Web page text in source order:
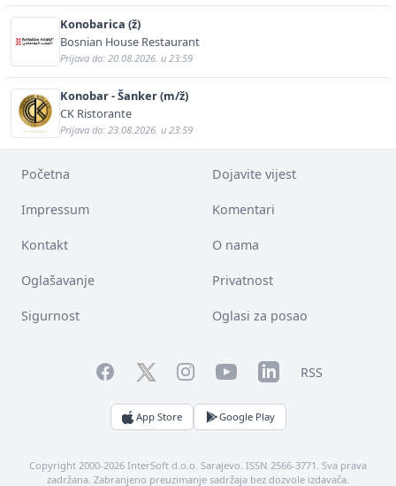
Konobarica (ž)
Bosnian House Restaurant
Prijava do: 20.08.2026. u 23:59
Konobar - Šanker (m/ž)
CK Ristorante
Prijava do: 23.08.2026. u 23:59
Početna Dojavite vijest
Impressum Komentari
Kontakt O nama
Oglašavanje Privatnost
Sigurnost Oglasi za posao
FacebookTwitterInstagramYouTubeLinkedInRSS
App Store Google Play
Copyright 2000-2026 InterSoft d.o.o. Sarajevo. ISSN 2566-3771. Sva prava
zadržana. Zabranjeno preuzimanje sadržaja bez dozvole izdavača.